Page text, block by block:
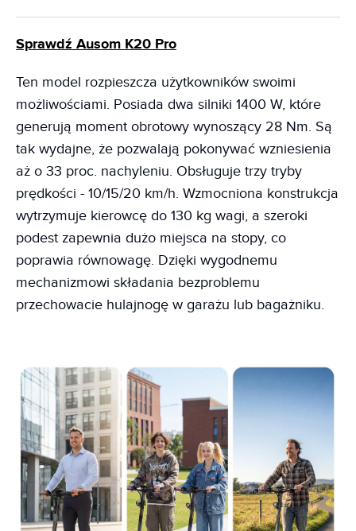
Sprawdź Ausom K20 Pro
Ten model rozpieszcza użytkowników swoimi
możliwościami. Posiada dwa silniki 1400 W, które
generują moment obrotowy wynoszący 28 Nm. Są
tak wydajne, że pozwalają pokonywać wzniesienia
aż o 33 proc. nachyleniu. Obsługuje trzy tryby
prędkości - 10/15/20 km/h. Wzmocniona konstrukcja
wytrzymuje kierowcę do 130 kg wagi, a szeroki
podest zapewnia dużo miejsca na stopy, co
poprawia równowagę. Dzięki wygodnemu
mechanizmowi składania bezproblemu
przechowacie hulajnogę w garażu lub bagażniku.